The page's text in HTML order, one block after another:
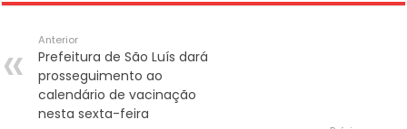
Anterior
Prefeitura de São Luís dará
prosseguimento ao
calendário de vacinação
nesta sexta-feira